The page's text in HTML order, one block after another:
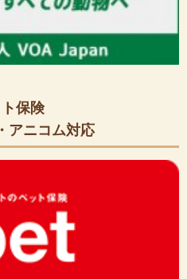
保険
アニコム対応